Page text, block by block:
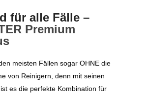
für alle Fälle –
Premium
meisten Fällen sogar OHNE die
von Reinigern, denn mit seinen
es die perfekte Kombination für